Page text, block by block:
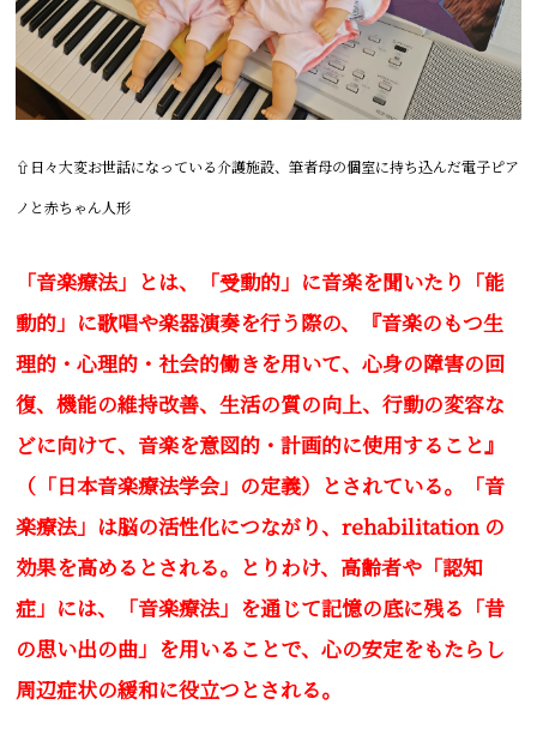
⇧日々大変お世話になっている介護施設、筆者母の個室に持ち込んだ電子ピア
ノと赤ちゃん人形
「音楽療法」とは、「受動的」に音楽を聞いたり「能
動的」に歌唱や楽器演奏を行う際の、『音楽のもつ生
理的・心理的・社会的働きを用いて、心身の障害の回
復、機能の維持改善、生活の質の向上、行動の変容な
どに向けて、音楽を意図的・計画的に使用すること』
（「日本音楽療法学会」の定義）とされている。「音
楽療法」は脳の活性化につながり、rehabilitation の
効果を高めるとされる。とりわけ、高齢者や「認知
症」には、「音楽療法」を通じて記憶の底に残る「昔
の思い出の曲」を用いることで、心の安定をもたらし
周辺症状の緩和に役立つとされる。